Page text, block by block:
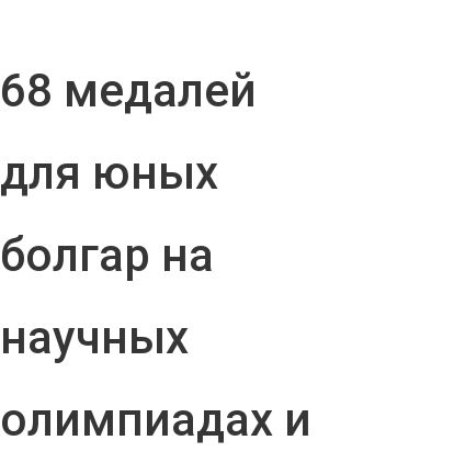
68 медалей
для юных
болгар на
научных
олимпиадах и